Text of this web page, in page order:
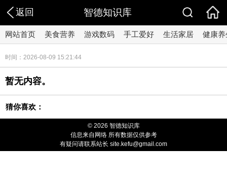
返回 智德知识库
网站首页 美食营养 游戏数码 手工爱好 生活家居 健康养
时间：2026-08-09 15:21:44
暂无内容。
猜你喜欢：
© 2026 智德知识库
信息来自网络 所有数据仅供参考
有疑问请联系站长 site.kefu@gmail.com